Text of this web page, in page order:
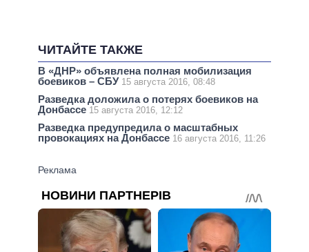
ЧИТАЙТЕ ТАКЖЕ
В «ДНР» объявлена полная мобилизация
боевиков – СБУ 15 августа 2016, 08:48
Разведка доложила о потерях боевиков на
Донбассе 15 августа 2016, 12:12
Разведка предупредила о масштабных
провокациях на Донбассе 16 августа 2016, 11:26